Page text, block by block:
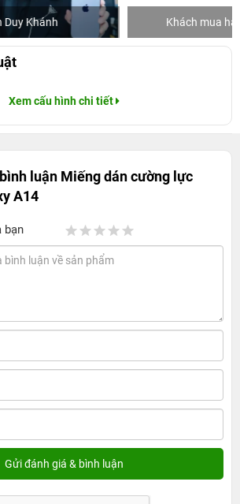
Duy Khánh Khách mua
Xem cấu hình chi tiết
luận Miếng dán cường lực
A14
bạn